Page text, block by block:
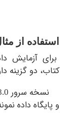
از مثال‌های
آزمایش داده‌های
دو گزینه دارید:
سرور8.0
داده نمونهSakila